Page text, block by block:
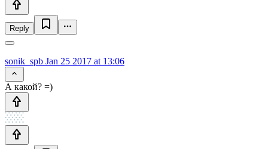
Reply
sonik_spb Jan 25 2017 at 13:06
А какой? =)